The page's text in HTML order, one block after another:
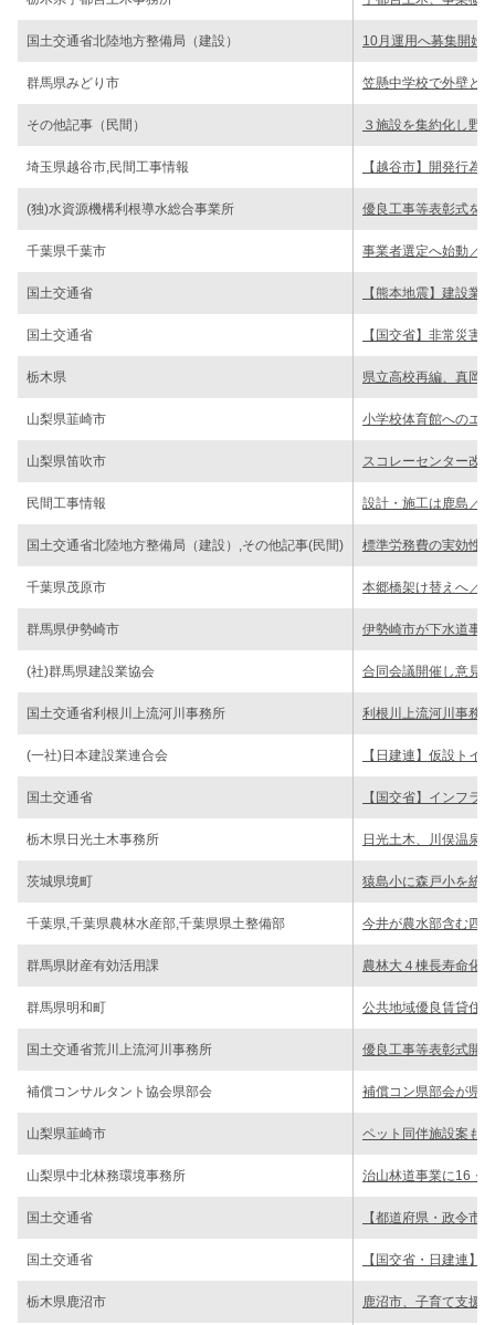
国土交通省北陸地方整備局（建設） 10月運用へ募集開始
群馬県みどり市 笠懸中学校で外壁と
その他記事（民間） ３施設を集約化し野
埼玉県越谷市,民間工事情報 【越谷市】開発行為
(独)水資源機構利根導水総合事業所 優良工事等表彰式を
千葉県千葉市 事業者選定へ始動／
国土交通省 【熊本地震】建設業
国土交通省 【国交省】非常災害
栃木県 県立高校再編、真岡
山梨県韮崎市 小学校体育館へのエ
山梨県笛吹市 スコレーセンター改
民間工事情報 設計・施工は鹿島／
国土交通省北陸地方整備局（建設）,その他記事(民間) 標準労務費の実効性
千葉県茂原市 本郷橋架け替えへ／
群馬県伊勢崎市 伊勢崎市が下水道事
(社)群馬県建設業協会 合同会議開催し意見
国土交通省利根川上流河川事務所 利根川上流河川事務
(一社)日本建設業連合会 【日建連】仮設トイ
国土交通省 【国交省】インフラ
栃木県日光土木事務所 日光土木、川俣温泉
茨城県境町 猿島小に森戸小を統
千葉県,千葉県農林水産部,千葉県県土整備部 今井が農水部含む四
群馬県財産有効活用課 農林大４棟長寿命化
群馬県明和町 公共地域優良賃貸住
国土交通省荒川上流河川事務所 優良工事等表彰式開く
補償コンサルタント協会県部会 補償コン県部会が県
山梨県韮崎市 ペット同伴施設案も
山梨県中北林務環境事務所 治山林道事業に16・
国土交通省 【都道府県・政令市
国土交通省 【国交省・日建連】
栃木県鹿沼市 鹿沼市、子育て支援